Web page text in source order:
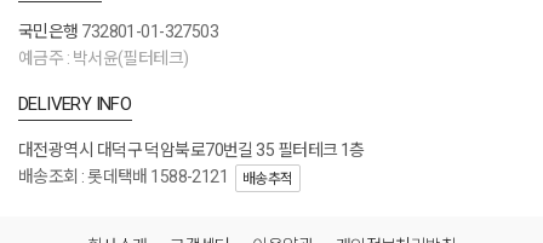
국민은행 732801-01-327503
예금주 : 박서윤(필터테크)
DELIVERY INFO
대전광역시 대덕구 덕암북로70번길 35 필터테크 1층
배송조회 : 롯데택배 1588-2121
배송추적